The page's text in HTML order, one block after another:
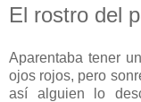
El rostro del
Aparentaba tener
ojos rojos, pero
así alguien lo